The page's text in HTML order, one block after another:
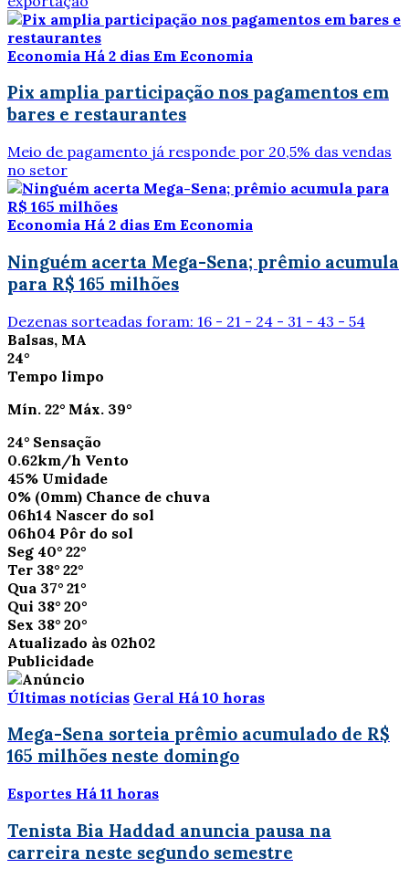
Economia Há 2 dias Em Economia
Pix amplia participação nos pagamentos em
bares e restaurantes
Meio de pagamento já responde por 20,5% das vendas
no setor
Economia Há 2 dias Em Economia
Ninguém acerta Mega-Sena; prêmio acumula
para R$ 165 milhões
Dezenas sorteadas foram: 16 - 21 - 24 - 31 - 43 - 54
Balsas, MA
24°
Tempo limpo
Mín. 22° Máx. 39°
24° Sensação
0.62km/h Vento
45% Umidade
0% (0mm) Chance de chuva
06h14 Nascer do sol
06h04 Pôr do sol
Seg 40° 22°
Ter 38° 22°
Qua 37° 21°
Qui 38° 20°
Sex 38° 20°
Atualizado às 02h02
Publicidade
Últimas notícias Geral Há 10 horas
Mega-Sena sorteia prêmio acumulado de R$
165 milhões neste domingo
Esportes Há 11 horas
Tenista Bia Haddad anuncia pausa na
carreira neste segundo semestre